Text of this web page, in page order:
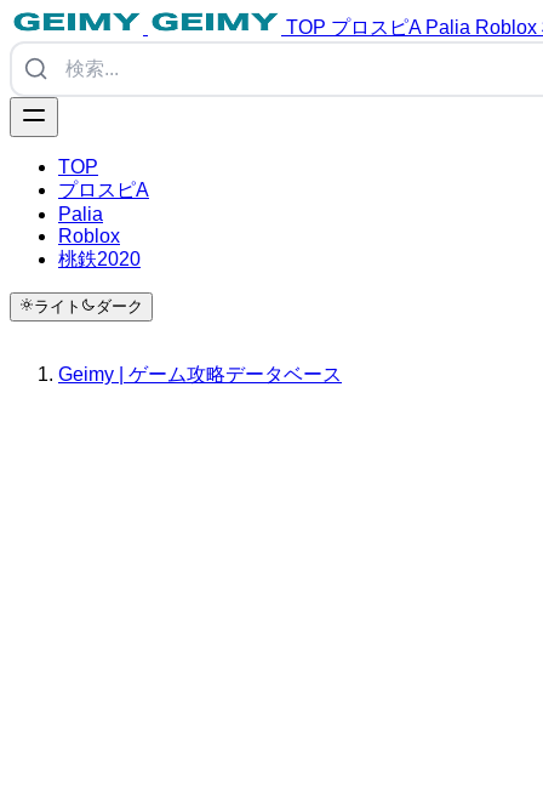
TOP プロスピA Palia Roblox
TOP
プロスピA
Palia
Roblox
桃鉄2020
ライト ダーク
Geimy | ゲーム攻略データベース